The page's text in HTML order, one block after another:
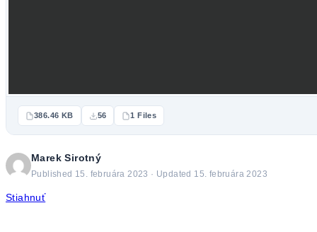
386.46 KB 56 1 Files
Marek Sirotný
Published 15. februára 2023 · Updated 15. februára 2023
Stiahnuť